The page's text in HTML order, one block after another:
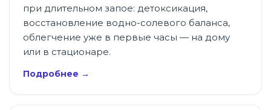
при длительном запое: детоксикация,
восстановление водно-солевого баланса,
облегчение уже в первые часы — на дому
или в стационаре.
Подробнее →